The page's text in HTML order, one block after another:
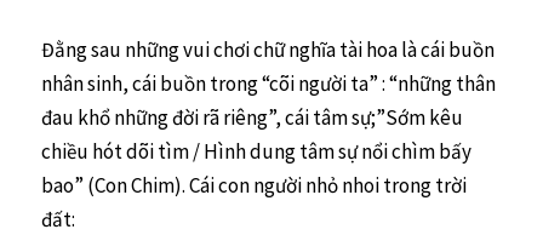
Đằng sau những vui chơi chữ nghĩa tài hoa là cái buồn
nhân sinh, cái buồn trong “cõi người ta” : “những thân
đau khổ những đời rã riêng”, cái tâm sự;”Sớm kêu
chiều hót dõi tìm / Hình dung tâm sự nổi chìm bấy
bao” (Con Chim). Cái con người nhỏ nhoi trong trời
đất: